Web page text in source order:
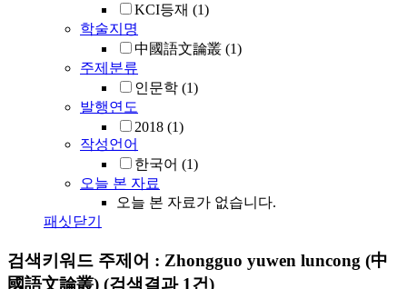
KCI등재 (1)
학술지명
中國語文論叢 (1)
주제분류
인문학 (1)
발행연도
2018 (1)
작성언어
한국어 (1)
오늘 본 자료
오늘 본 자료가 없습니다.
패싯닫기
검색키워드 주제어 : Zhongguo yuwen luncong (中
國語文論叢) (검색결과 1건)